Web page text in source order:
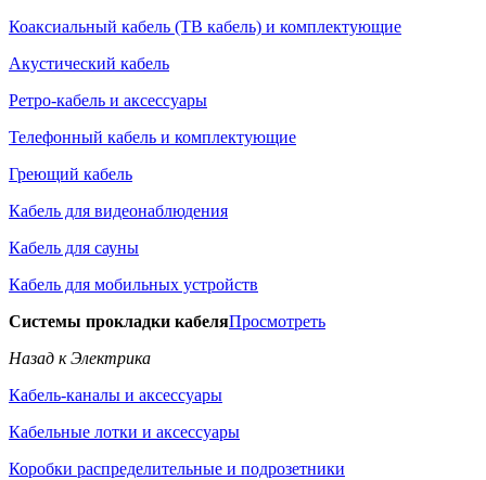
Коаксиальный кабель (ТВ кабель) и комплектующие
Акустический кабель
Ретро-кабель и аксессуары
Телефонный кабель и комплектующие
Греющий кабель
Кабель для видеонаблюдения
Кабель для сауны
Кабель для мобильных устройств
Системы прокладки кабеляПросмотреть
Назад к Электрика
Кабель-каналы и аксессуары
Кабельные лотки и аксессуары
Коробки распределительные и подрозетники